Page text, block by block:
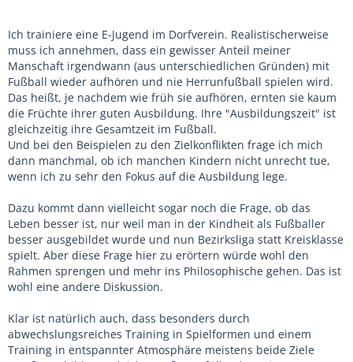
Ich trainiere eine E-Jugend im Dorfverein. Realistischerweise
muss ich annehmen, dass ein gewisser Anteil meiner
Manschaft irgendwann (aus unterschiedlichen Gründen) mit
Fußball wieder aufhören und nie Herrunfußball spielen wird.
Das heißt, je nachdem wie früh sie aufhören, ernten sie kaum
die Früchte ihrer guten Ausbildung. Ihre "Ausbildungszeit" ist
gleichzeitig ihre Gesamtzeit im Fußball.
Und bei den Beispielen zu den Zielkonflikten frage ich mich
dann manchmal, ob ich manchen Kindern nicht unrecht tue,
wenn ich zu sehr den Fokus auf die Ausbildung lege.
Dazu kommt dann vielleicht sogar noch die Frage, ob das
Leben besser ist, nur weil man in der Kindheit als Fußballer
besser ausgebildet wurde und nun Bezirksliga statt Kreisklasse
spielt. Aber diese Frage hier zu erörtern würde wohl den
Rahmen sprengen und mehr ins Philosophische gehen. Das ist
wohl eine andere Diskussion.
Klar ist natürlich auch, dass besonders durch
abwechslungsreiches Training in Spielformen und einem
Training in entspannter Atmosphäre meistens beide Ziele